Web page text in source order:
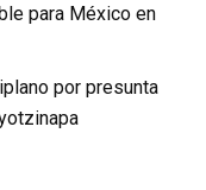
para México en
por presunta